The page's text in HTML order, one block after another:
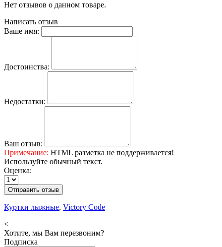
Нет отзывов о данном товаре.
Написать отзыв
Ваше имя:
Достоинства:
Недостатки:
Ваш отзыв:
Примечание: HTML разметка не поддерживается!
Используйте обычный текст.
Оценка:
Отправить отзыв
Куртки лыжные, Victory Code
<
Хотите, мы Вам перезвоним?
Подписка